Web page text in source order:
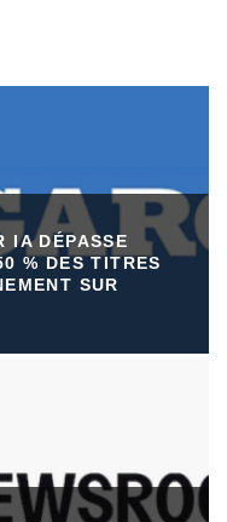
IA DÉPASSE
% DES TITRES
SUR